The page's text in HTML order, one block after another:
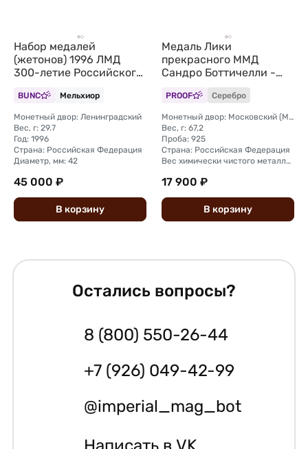
Набор медалей
(жетонов) 1996 ЛМД
300-летие Российского
доблесть,
Географические
открытия, Памяти
павших
BUNC Мельхиор
Монетный двор: Ленинградский
Вес, г: 29.7
Год: 1996
Страна: Российская Федерация
Диаметр, мм: 42
45 000 ₽
В корзину
Медаль Лики
прекрасного ММД
Сандро Боттичелли -
Рождение Венеры
cеребро 2 oz
PROOF Серебро
Монетный двор: Московский (ММД)
Вес, г: 67,2
Проба: 925
Страна: Российская Федерация
Вес химически чистого металла, г: 62,2
17 900 ₽
В корзину
Остались вопросы?
8 (800) 550-26-44
+7 (926) 049-42-99
@imperial_mag_bot